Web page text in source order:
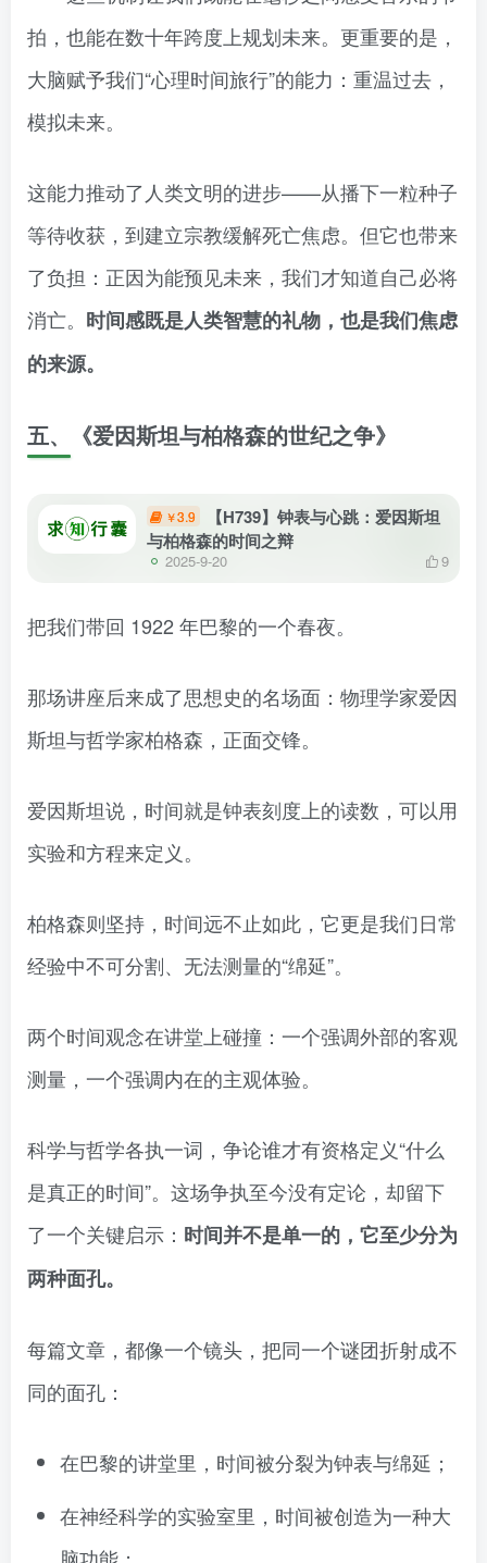
拍，也能在数十年跨度上规划未来。更重要的是，
大脑赋予我们“心理时间旅行”的能力：重温过去，
模拟未来。
这能力推动了人类文明的进步——从播下一粒种子
等待收获，到建立宗教缓解死亡焦虑。但它也带来
了负担：正因为能预见未来，我们才知道自己必将
消亡。 时间感既是人类智慧的礼物，也是我们焦虑
的来源。
五、《爱因斯坦与柏格森的世纪之争》
￥3.9
【H739】钟表与心跳：爱因斯坦
与柏格森的时间之辩
2025-9-20 9
把我们带回 1922 年巴黎的一个春夜。
那场讲座后来成了思想史的名场面：物理学家爱因
斯坦与哲学家柏格森，正面交锋。
爱因斯坦说，时间就是钟表刻度上的读数，可以用
实验和方程来定义。
柏格森则坚持，时间远不止如此，它更是我们日常
经验中不可分割、无法测量的“绵延”。
两个时间观念在讲堂上碰撞：一个强调外部的客观
测量，一个强调内在的主观体验。
科学与哲学各执一词，争论谁才有资格定义“什么
是真正的时间”。这场争执至今没有定论，却留下
了一个关键启示： 时间并不是单一的，它至少分为
两种面孔。
每篇文章，都像一个镜头，把同一个谜团折射成不
同的面孔：
在巴黎的讲堂里，时间被分裂为钟表与绵延；
在神经科学的实验室里，时间被创造为一种大
脑功能；